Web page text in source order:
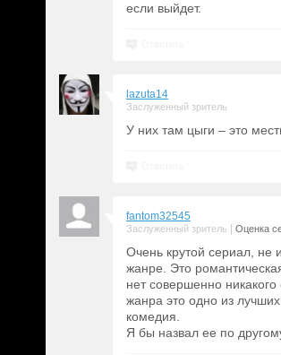
если выйдет.
lazuta14
Заслуженный зритель
У них там цыги – это
fantom32545
Заслуженный зритель Оценка
Очень крутой сериал,
жанре. Это
нет совершенно
жанра это одно из
комедия.
Я бы назвал ее по